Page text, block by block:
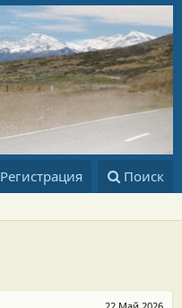
Регистрация Поиск